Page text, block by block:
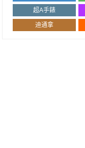
超A手錶
迪通拿